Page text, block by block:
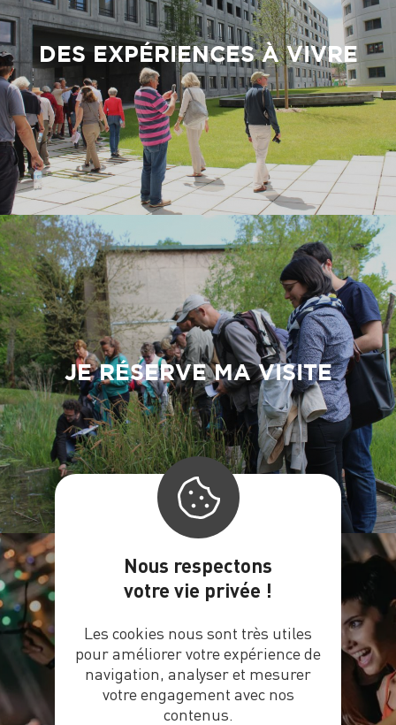
DES EXPÉRIENCES À VIVRE
JE RÉSERVE MA VISITE
AGENDA
Nous respectons
votre vie privée !
Les cookies nous sont très utiles
pour améliorer votre expérience de
navigation, analyser et mesurer
votre engagement avec nos
contenus.